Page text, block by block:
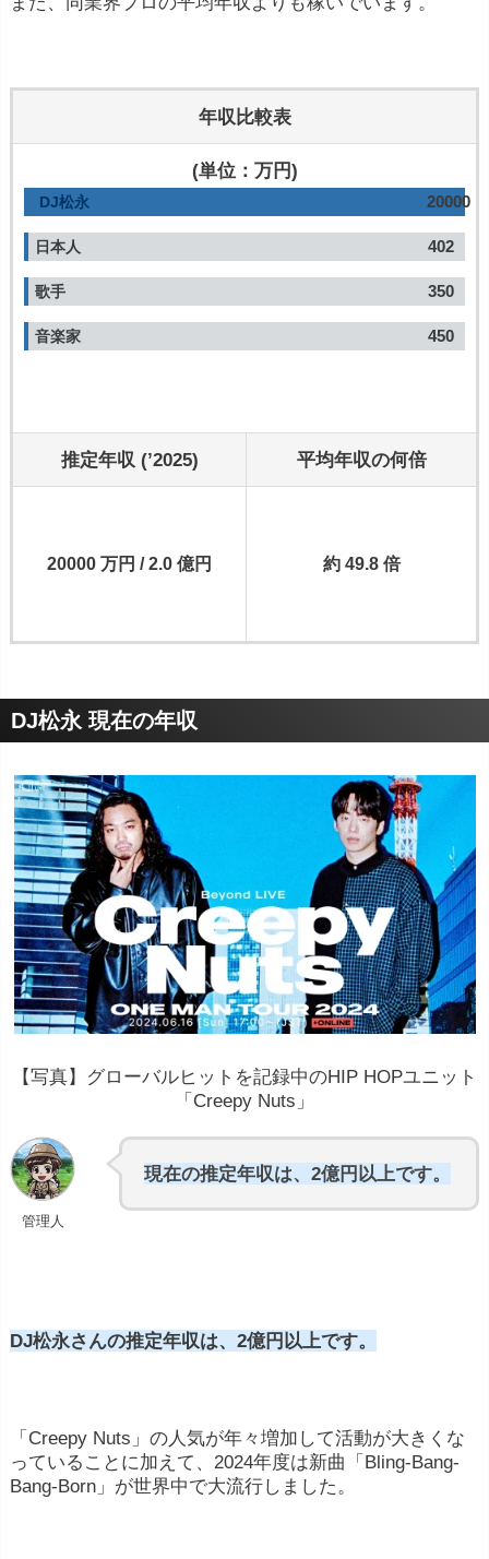
年収比較表
(単位：万円)
DJ松永 20000
日本人 402
歌手 350
音楽家 450
推定年収 (’2025) 平均年収の何倍
20000 万円 / 2.0 億円 約 49.8 倍
DJ松永 現在の年収
【写真】グローバルヒットを記録中のHIP HOPユニット
「Creepy Nuts」
管理人
現在の推定年収は、2億円以上です。
DJ松永さんの推定年収は、2億円以上です。
「Creepy Nuts」の人気が年々増加して活動が大きくな
っていることに加えて、2024年度は新曲「Bling‐Bang‐
Bang‐Born」が世界中で大流行しました。